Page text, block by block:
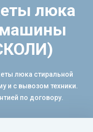
люка
машины
люка стиральной
и с вывозом техники.
по договору.